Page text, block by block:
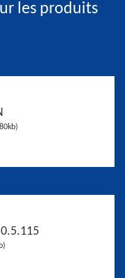
les produits